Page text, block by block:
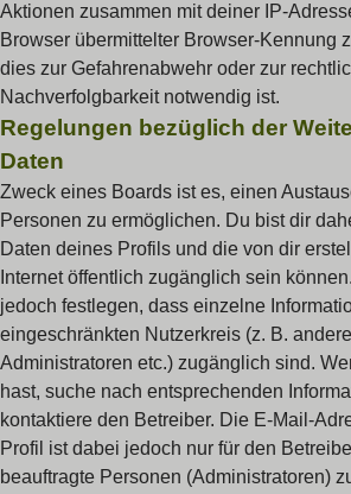
Aktionen zusammen mit deiner IP-
Browser übermittelter Browser-Kennung
dies zur Gefahrenabwehr oder zur
Nachverfolgbarkeit notwendig ist.
Regelungen bezüglich der
Daten
Zweck eines Boards ist es, einen
Personen zu ermöglichen. Du bist dir
Daten deines Profils und die von dir
Internet öffentlich zugänglich sein
jedoch festlegen, dass einzelne
eingeschränkten Nutzerkreis (z. B.
Administratoren etc.) zugänglich sind.
hast, suche nach entsprechenden
kontaktiere den Betreiber. Die E-Mail-
Profil ist dabei jedoch nur für den
beauftragte Personen (Administratoren)